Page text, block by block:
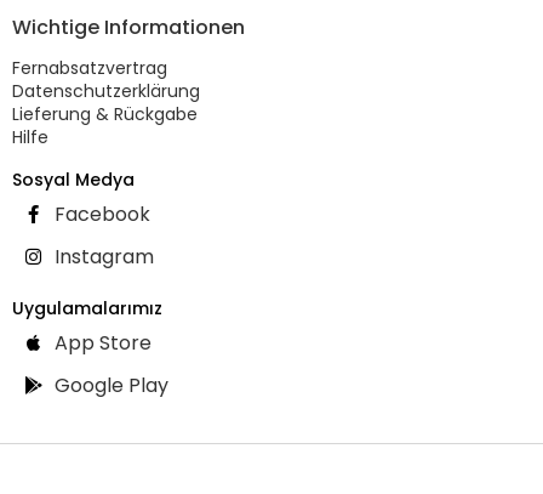
Wichtige Informationen
Fernabsatzvertrag
Datenschutzerklärung
Lieferung & Rückgabe
Hilfe
Sosyal Medya
Facebook
Instagram
Uygulamalarımız
App Store
Google Play